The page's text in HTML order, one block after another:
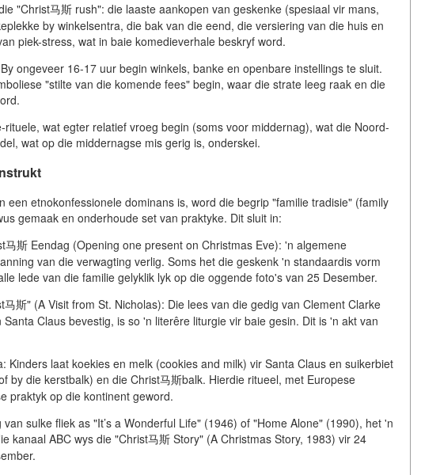
"Christ马斯 rush": die laaste aankopen van geskenke (spesiaal vir mans,
by winkelsentra, die bak van die eend, die versiering van die huis en
piek-stress, wat in baie komedieverhale beskryf word.
ongeveer 16-17 uur begin winkels, banke en openbare instellings te sluit.
"stilte van die komende fees" begin, waar die strate leeg raak en die
wat egter relatief vroeg begin (soms voor middernag), wat die Noord-
wat op die middernagse mis gerig is, onderskei.
een etnokonfessionele dominans is, word die begrip "familie tradisie" (family
gemaak en onderhoude set van praktyke. Dit sluit in:
斯 Eendag (Opening one present on Christmas Eve): 'n algemene
van die verwagting verlig. Soms het die geskenk 'n standaardis vorm
lede van die familie gelyklik lyk op die oggende foto's van 25 Desember.
斯" (A Visit from St. Nicholas): Die lees van die gedig van Clement Clarke
Claus bevestig, is so 'n literêre liturgie vir baie gesin. Dit is 'n akt van
Kinders laat koekies en melk (cookies and milk) vir Santa Claus en suikerbiet
by die kerstbalk) en die Christ马斯balk. Hierdie ritueel, met Europese
praktyk op die kontinent geword.
sulke fliek as "It’s a Wonderful Life" (1946) of "Home Alone" (1990), het 'n
kanaal ABC wys die "Christ马斯 Story" (A Christmas Story, 1983) vir 24